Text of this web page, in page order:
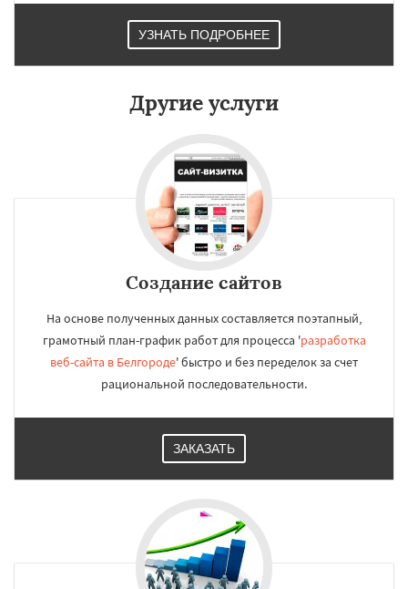
Стерлитамак Химки
Сыктывкар
Комсомольск-на-Амуре Нижнекамск
Нальчик Шахты Дзержинск Энгельс
Великий Новгород
УЗНАТЬ ПОДРОБНЕЕ
Другие услуги
Создание сайтов
На основе полученных данных составляется поэтапный,
грамотный план-график работ для процесса 'разработка
веб-сайта в Белгороде' быстро и без переделок за счет
рациональной последовательности.
ЗАКАЗАТЬ